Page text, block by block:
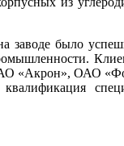
было
«Акрон», ОАО